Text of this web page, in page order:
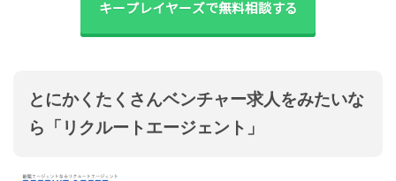
キープレイヤーズで無料相談する
とにかくたくさんベンチャー求人をみたいな
ら「リクルートエージェント」